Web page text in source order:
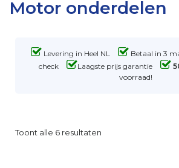
Motor onderdelen
Levering in Heel NL
Betaal in 3
check
Laagste prijs garantie
voorraad!
Toont alle 6 resultaten